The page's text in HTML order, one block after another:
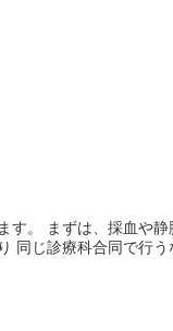
す。 まずは、採血や
同じ診療科合同で行